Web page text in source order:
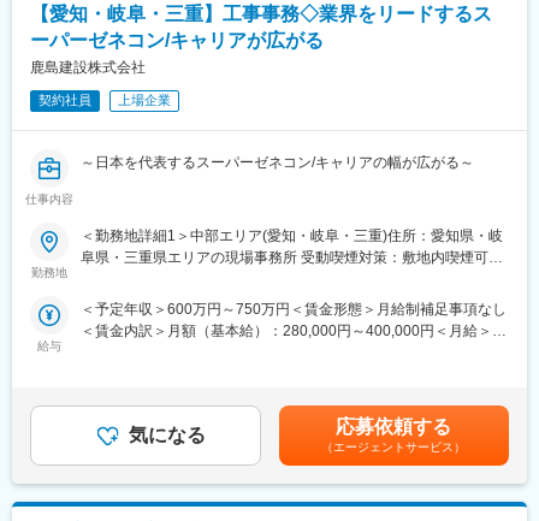
【愛知・岐阜・三重】工事事務◇業界をリードするス
ーパーゼネコン/キャリアが広がる
鹿島建設株式会社
契約社員 上場企業
仕事内容
～日本を代表するスーパーゼネコン/キャリアの幅が広がる～
建設プロジェクトを支える管理部門の中心として、工事事務所の
運営管理全般を担っていただきます。契約・経理・人事・総務・
渉外など幅広い管理業務を統括し、現場所長や施工管理担当者、
します。また、工事事務所に常駐する事務担当者の取りまとめ役
として、各種マネジメント業務にも携わるポジションです。建設
【業務内容】
工事事務所内の事務全般（契約・総務・経理等）を担当し、工事
運営を事務面から支えます。
<主な業務>
勤務地
＜勤務地詳細1＞中部エリア(愛知・岐阜・三重)住所：愛知県・岐
阜県・三重県エリアの現場事務所 受動喫煙対策：敷地内喫煙可能
田市内 受動喫煙対策：敷地内喫煙可能場所あり変更の範囲：会社
の定める事業所
給与
＜予定年収＞600万円～750万円＜賃金形態＞月給制補足事項なし
＜賃金内訳＞月額（基本給）：280,000円～400,000円＜月給＞
す。月給(月額)は固定手当を含めた表記です。
気になる 応募依頼する
（エージェントサービス）